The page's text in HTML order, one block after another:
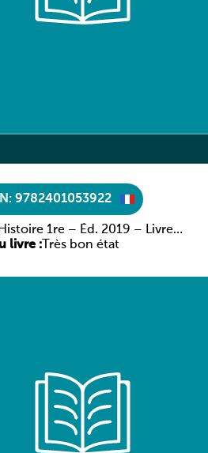
9782401053922
1re – Éd. 2019 – Livre
livre : Très bon état